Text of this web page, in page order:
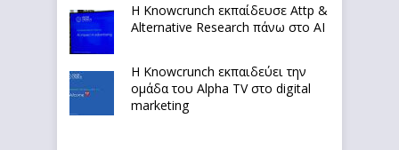
Η Knowcrunch εκπαίδευσε Attp &
Alternative Research πάνω στο ΑΙ
Η Knowcrunch εκπαιδεύει την
ομάδα του Alpha TV στο digital
marketing